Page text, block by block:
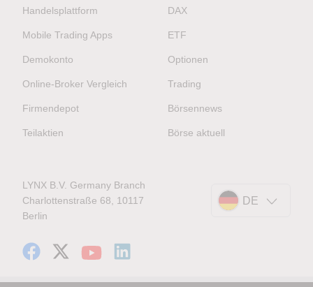
Handelsplattform
Mobile Trading Apps
Demokonto
Online-Broker Vergleich
Firmendepot
Teilaktien
DAX
ETF
Optionen
Trading
Börsennews
Börse aktuell
LYNX B.V. Germany Branch
Charlottenstraße 68, 10117
Berlin
DE